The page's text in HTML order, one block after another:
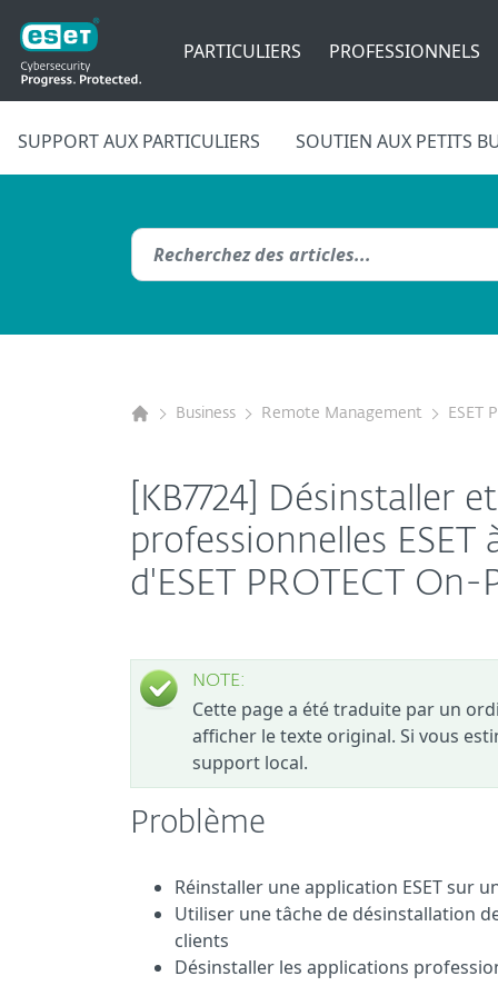
PARTICULIERS PROFESSIONNELS
SUPPORT AUX PARTICULIERS SOUTIEN AUX PETITS
Business Remote Management ESET
[KB7724] Désinstaller
professionnelles ESET
d'ESET PROTECT On-
NOTE:
Cette page a été traduite par un
afficher le texte original. Si vous
support local.
Problème
Réinstaller une application ESET sur
Utiliser une tâche de désinstallation
clients
Désinstaller les applications